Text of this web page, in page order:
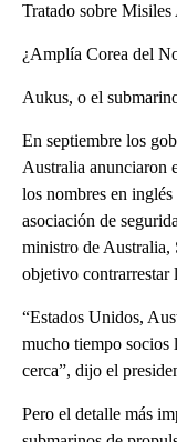
Tratado sobre
¿Amplía Corea del
Aukus, o el
En septiembre los
Australia anunciaron
los nombres en
asociación de
ministro de Australia,
objetivo contrarrestar
“Estados Unidos,
mucho tiempo socios
cerca”, dijo el
Pero el detalle más